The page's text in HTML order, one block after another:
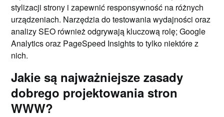
stylizacji strony i zapewnić responsywność na różnych
urządzeniach. Narzędzia do testowania wydajności oraz
analizy SEO również odgrywają kluczową rolę; Google
Analytics oraz PageSpeed Insights to tylko niektóre z
nich.
Jakie są najważniejsze zasady
dobrego projektowania stron
WWW?